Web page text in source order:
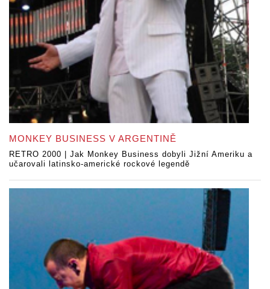
MONKEY BUSINESS V ARGENTINĚ
RETRO 2000 | Jak Monkey Business dobyli Jižní Ameriku a
učarovali latinsko-americké rockové legendě